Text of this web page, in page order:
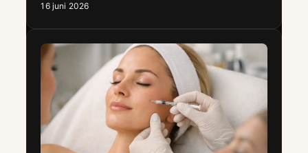
kiest.
16 juni 2026